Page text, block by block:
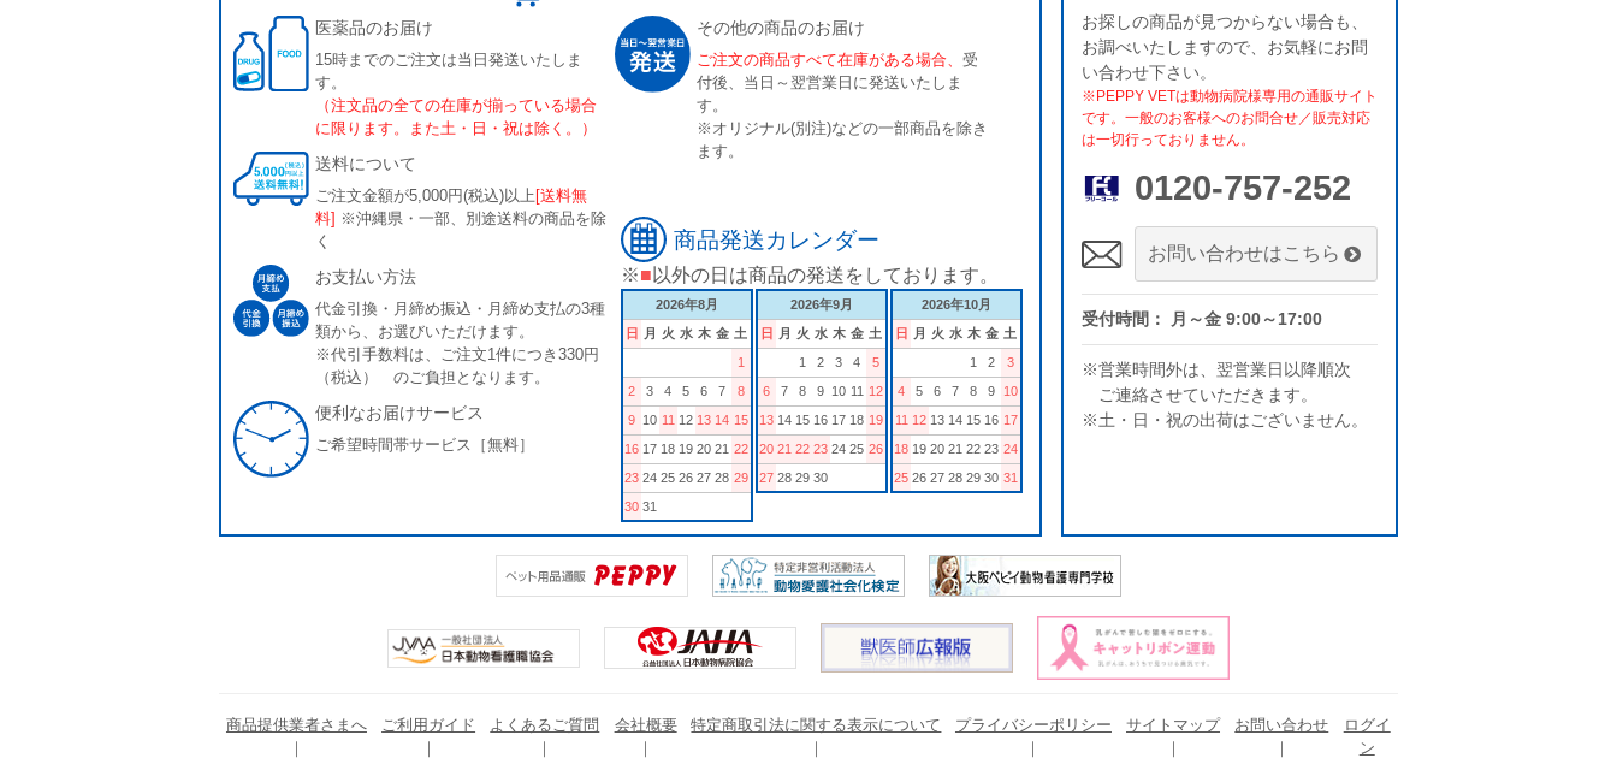
医薬品のお届け
15時までのご注文は当日発送いたしま
す。
（注文品の全ての在庫が揃っている場合
に限ります。また土・日・祝は除く。）
送料について
ご注文金額が5,000円(税込)以上 [送料無
料] ※沖縄県・一部、別途送料の商品を除
く
お支払い方法
代金引換・月締め振込・月締め支払の3種
類から、お選びいただけます。
※代引手数料は、ご注文1件につき330円
（税込） のご負担となります。
便利なお届けサービス
ご希望時間帯サービス［無料］
その他の商品のお届け
ご注文の商品すべて在庫がある場合、 受
付後、当日～翌営業日に発送いたしま
す。
※オリジナル(別注)などの一部商品を除き
ます。
商品発送カレンダー
※■以外の日は商品の発送をしております。
2026年8月
日 月 火 水 木 金 土
1
2
3 4 5 6 7
8
9 10 11 12 13 14 15
16 17 18 19 20 21 22
23 24 25 26 27 28 29
30 31
2026年9月
日 月 火 水 木 金 土
1
2 3 4
5
6
7 8 9 10 11 12
13 14 15 16 17 18 19
20 21 22 23 24 25 26
27 28 29 30
2026年10月
日 月 火 水 木 金 土
1
2
3
4
5 6 7 8 9
10
11 12 13 14 15 16 17
18 19 20 21 22 23 24
25 26 27 28 29 30 31
お探しの商品が見つからない場合も、
お調べいたしますので、お気軽にお問
い合わせ下さい。
※PEPPY VETは動物病院様専用の通販サイト
です。一般のお客様へのお問合せ／販売対応
は一切行っておりません。
0120-757-252
お問い合わせはこちら
受付時間： 月～金 9:00～17:00
※営業時間外は、翌営業日以降順次
ご連絡させていただきます。
※土・日・祝の出荷はございません。
商品提供業者さまへ ご利用ガイド よくあるご質問 会社概要 特定商取引法に関する表示について プライバシーポリシー サイトマップ お問い合わせ
ログイ
ン